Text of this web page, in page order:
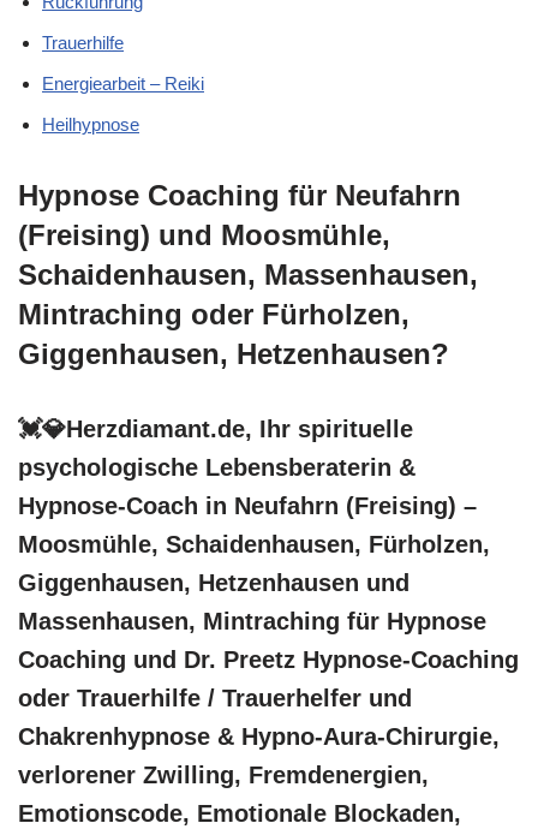
Trauerhilfe
Energiearbeit – Reiki
Heilhypnose
Hypnose Coaching für Neufahrn
(Freising) und Moosmühle,
Schaidenhausen, Massenhausen,
Mintraching oder Fürholzen,
Giggenhausen, Hetzenhausen?
💓️💎Herzdiamant.de, Ihr spirituelle
psychologische Lebensberaterin &
Hypnose-Coach in Neufahrn (Freising) –
Moosmühle, Schaidenhausen, Fürholzen,
Giggenhausen, Hetzenhausen und
Massenhausen, Mintraching für Hypnose
Coaching und Dr. Preetz Hypnose-Coaching
oder Trauerhilfe / Trauerhelfer und
Chakrenhypnose & Hypno-Aura-Chirurgie,
verlorener Zwilling, Fremdenergien,
Emotionscode, Emotionale Blockaden,